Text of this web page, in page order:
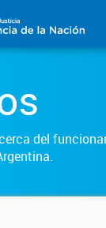
del